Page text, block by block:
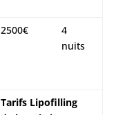
2500€
4
nuits
Tarifs Lipofilling